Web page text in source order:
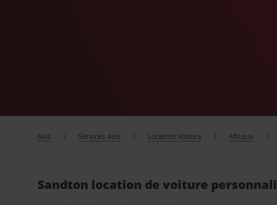
Avis Services Avis Location Voiture Afrique
Sandton location de voiture